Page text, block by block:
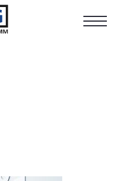
Toggle